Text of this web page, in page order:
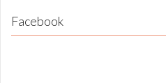
Facebook